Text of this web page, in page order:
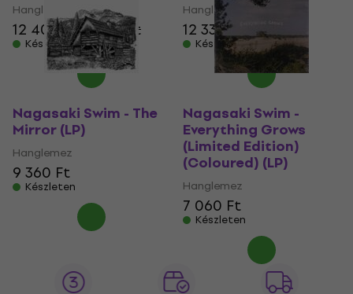
Hanglemez
12 400 Ft13 610 Ft
Készleten
Hanglemez
12 330 Ft13 610 Ft
Készleten
Nagasaki Swim - The
Mirror (LP)
Hanglemez
9 360 Ft
Készleten
Nagasaki Swim -
Everything Grows
(Limited Edition)
(Coloured) (LP)
Hanglemez
7 060 Ft
Készleten